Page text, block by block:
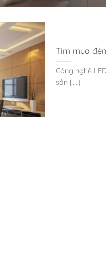
Tìm mua
Công nghệ
sản [...]